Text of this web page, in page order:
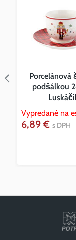
Porcelánová
podšálkou
Vypredané na
6,89 € s DPH